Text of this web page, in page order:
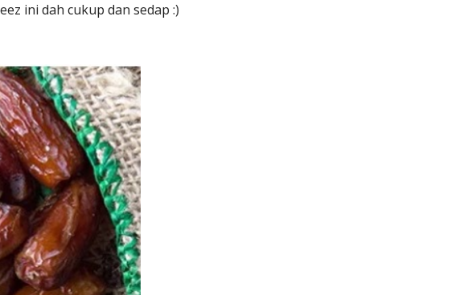
ini dah cukup dan sedap :)